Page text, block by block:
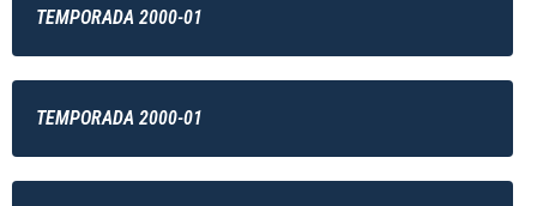
TEMPORADA 2000-01
TEMPORADA 2000-01